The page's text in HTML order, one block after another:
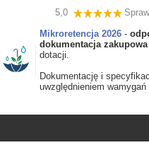
5,0
Mikroretencja 2026 -
dokumentacja zakupowa
dotacji.
Dokumentację i
uwzględnieniem wamygań